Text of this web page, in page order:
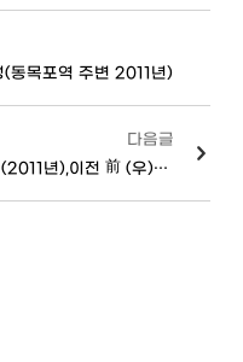
(동목포역 주변 2011년)
다음글
이전 前 (좌)광주지방검찰청 목포지청 (2011년),이전 前 (우)광주지방법원 목포지원 (2011년)